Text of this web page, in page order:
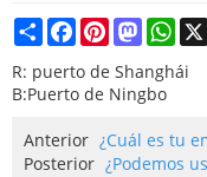
ShareFacebook
Pinterest
R: puerto de Shanghái
B:Puerto de Ningbo
Anterior ¿Cuál es tu
Posterior ¿Podemos